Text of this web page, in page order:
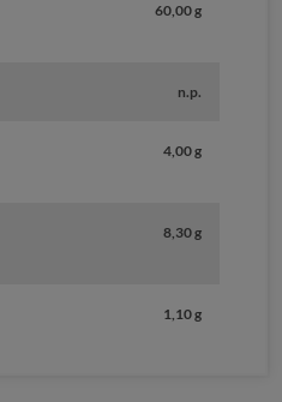
60,00 g
n.p.
4,00 g
8,30 g
1,10 g